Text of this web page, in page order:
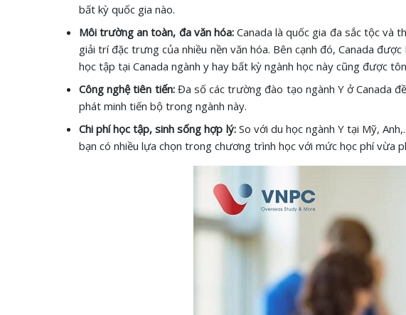
bất kỳ quốc gia nào.
Môi trường an toàn, đa văn hóa:Canada là quốc gia đa sắc tộc và
giải trí đặc trưng của nhiều nền văn hóa. Bên cạnh đó, Canada
học tập tại Canada ngành y hay bất kỳ ngành học này cũng được
Công nghệ tiên tiến: Đa số các trường đào tạo ngành Y ở Canada
phát minh tiến bộ trong ngành này.
Chi phí học tập, sinh sống hợp lý:So với du học ngành Y tại Mỹ,
bạn có nhiều lựa chọn trong chương trình học với mức học phí vừa